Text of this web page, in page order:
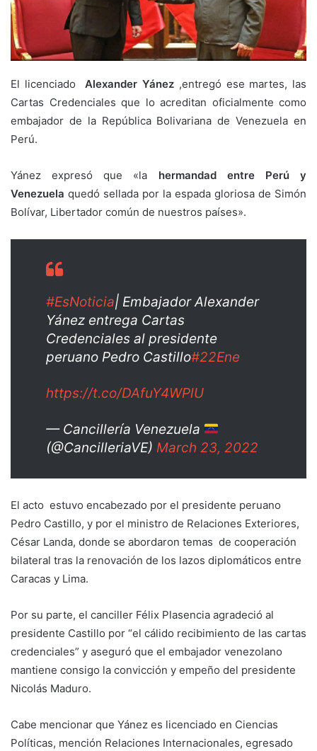
El licenciadoAlexander Yánez ,entregó ese martes, las
Cartas Credenciales que lo acreditan oficialmente como
embajador de la República Bolivariana de Venezuela en
Perú.
Yánez expresó que «la hermandad entre Perú y
Venezuela quedó sellada por la espada gloriosa de Simón
Bolívar, Libertador común de nuestros países».
#EsNoticia| Embajador Alexander
Yánez entrega Cartas
Credenciales al presidente
peruano Pedro Castillo#22Ene
https://t.co/DAfuY4WPlU
— Cancillería Venezuela
(@CancilleriaVE) March 23, 2022
El acto estuvo encabezado por el presidente peruano
Pedro Castillo, y por el ministro de Relaciones Exteriores,
César Landa, donde se abordaron temas de cooperación
bilateral tras la renovación de los lazos diplomáticos entre
Caracas y Lima.
Por su parte, el canciller Félix Plasencia agradeció al
presidente Castillo por “el cálido recibimiento de las cartas
credenciales” y aseguró que el embajador venezolano
mantiene consigo la convicción y empeño del presidente
Nicolás Maduro.
Cabe mencionar que Yánez es licenciado en Ciencias
Políticas, mención Relaciones Internacionales, egresado